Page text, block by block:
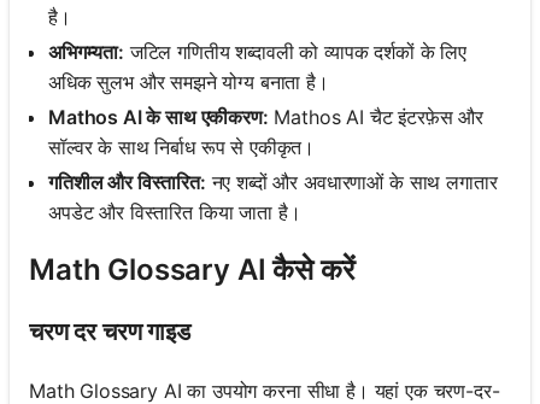
है।
अभिगम्यता: जटिल गणितीय शब्दावली को व्यापक दर्शकों के लिए
अधिक सुलभ और समझने योग्य बनाता है।
Mathos AI के साथ एकीकरण: Mathos AI चैट इंटरफ़ेस और
सॉल्वर के साथ निर्बाध रूप से एकीकृत।
गतिशील और विस्तारित: नए शब्दों और अवधारणाओं के साथ लगातार
अपडेट और विस्तारित किया जाता है।
Math Glossary AI कैसे करें
चरण दर चरण गाइड
Math Glossary AI का उपयोग करना सीधा है। यहां एक चरण-दर-